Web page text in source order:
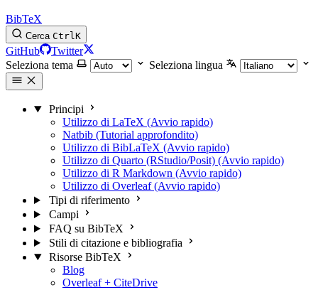
BibTeX
Cerca CtrlK
GitHub
Twitter
Seleziona tema
Seleziona lingua
Principi
Utilizzo di LaTeX (Avvio rapido)
Natbib (Tutorial approfondito)
Utilizzo di BibLaTeX (Avvio rapido)
Utilizzo di Quarto (RStudio/Posit) (Avvio rapido)
Utilizzo di R Markdown (Avvio rapido)
Utilizzo di Overleaf (Avvio rapido)
Tipi di riferimento
Campi
FAQ su BibTeX
Stili di citazione e bibliografia
Risorse BibTeX
Blog
Overleaf + CiteDrive